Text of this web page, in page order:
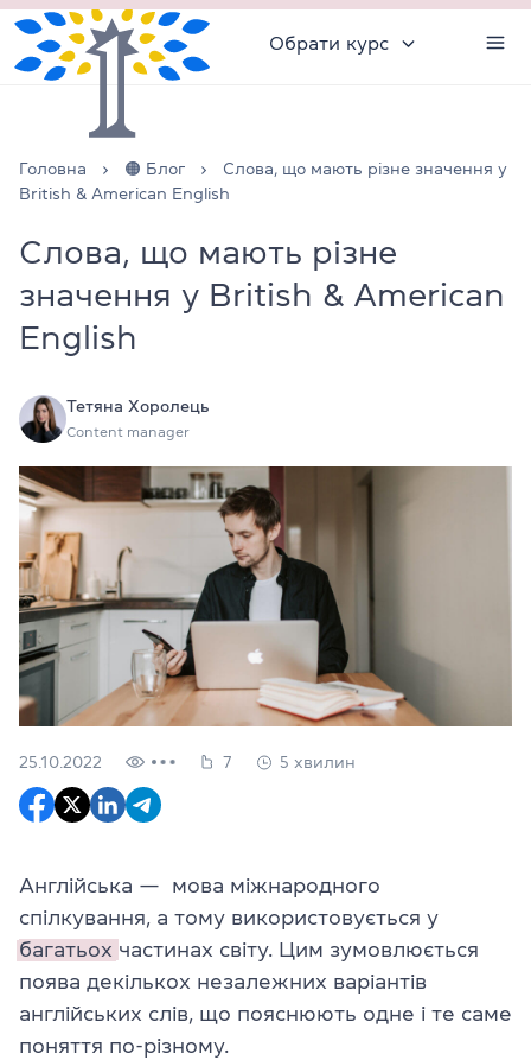
Обрати курс
Головна 🟠 Блог
Слова, що мають різне значення у
British & American English
Слова, що мають різне
значення у British & American
English
Тетяна Хоролець
Content manager
25.10.2022 7 5 хвилин
Англійська — мова міжнародного
спілкування, а тому використовується у
багатьох частинах світу. Цим зумовлюється
поява декількох незалежних варіантів
англійських слів, що пояснюють одне і те саме
поняття по-різному.